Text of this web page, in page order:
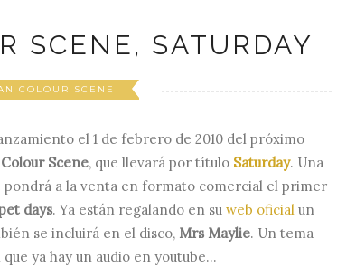
SCENE, SATURDAY
COLOUR SCENE
el 1 de febrero de 2010 del próximo
Scene, que llevará por título Saturday. Una
pondrá a la venta en formato comercial el primer
days. Ya están regalando en su web oficialun
se incluirá en el disco, Mrs Maylie. Un tema
ya hay un audio en youtube...